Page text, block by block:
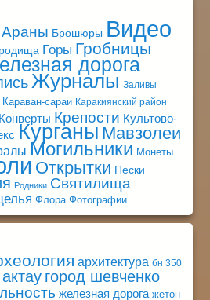
Араны Брошюры Видео
Горы Гробницы
дорога
Журналы Заливы
Караван-сараи Каракиянский район
Конверты Крепости Культово-
Курганы Мавзолеи
Могильники Монеты
Открытки Пески
Родники Святилища
Флора Фотографии
архитектура бн 350
город шевченко
железная дорога жетон